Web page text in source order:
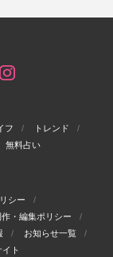
フ
トレンド
無料占い
シー
・編集ポリシー
お知らせ一覧
ト